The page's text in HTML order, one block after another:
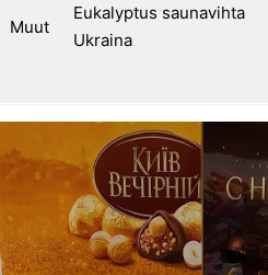
Muut
Eukalyptus saunavihta
Ukraina